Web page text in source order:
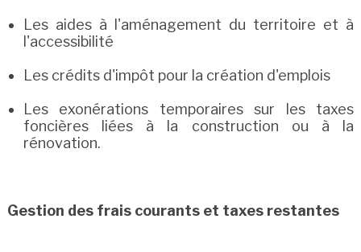
Les aides à l'aménagement du territoire et à
l'accessibilité
Les crédits d'impôt pour la création d'emplois
Les exonérations temporaires sur les taxes
foncières liées à la construction ou à la
rénovation.
Gestion des frais courants et taxes restantes